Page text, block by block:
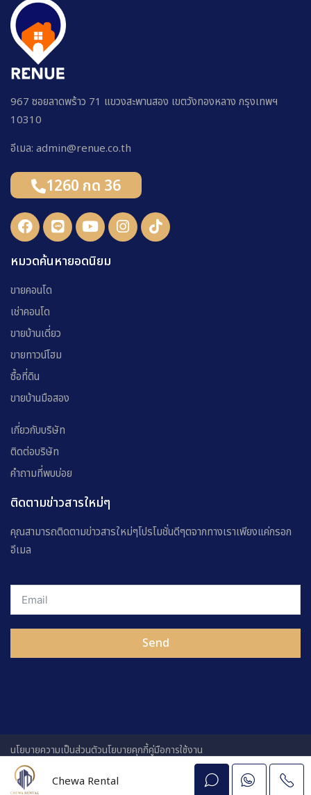
967 ซอยลาดพร้าว 71 แขวงสะพานสอง เขตวังทองหลาง กรุงเทพฯ
10310
อีเมล: admin@renue.co.th
1260 กด 36
หมวดค้นหายอดนิยม
ขายคอนโด
เช่าคอนโด
ขายบ้านเดี่ยว
ขายทาวน์โฮม
ซื้อที่ดิน
ขายบ้านมือสอง
เกี่ยวกับบริษัท
ติดต่อบริษัท
คำถามที่พบบ่อย
ติดตามข่าวสารใหม่ๆ
คุณสามารถติดตามข่าวสารใหม่ๆโปรโมชั่นดีๆตจากทางเราเพียงแค่กรอก
อีเมล
Send
นโยบายความเป็นส่วนตัวนโยบายคุกกี้คู่มือการใช้งาน
© 2024-2025 Renue. All Rights Reserved
Chewa Rental